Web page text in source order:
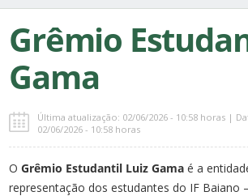
Grêmio
Gama
Última atualização: 02/06/2026 - 10:58 horas |
02/06/2026 - 10:58 horas
OGrêmio Estudantil Luiz Gama é a
representação dos estudantes do IF Baiano